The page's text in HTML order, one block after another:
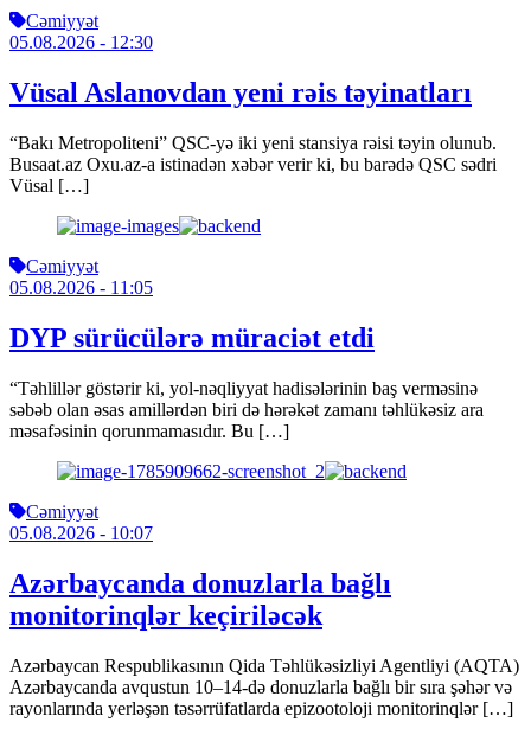
Cəmiyyət
05.08.2026 - 12:30
Vüsal Aslanovdan yeni rəis təyinatları
“Bakı Metropoliteni” QSC-yə iki yeni stansiya rəisi təyin olunub.
Busaat.az Oxu.az-a istinadən xəbər verir ki, bu barədə QSC sədri
Vüsal […]
Cəmiyyət
05.08.2026 - 11:05
DYP sürücülərə müraciət etdi
“Təhlillər göstərir ki, yol-nəqliyyat hadisələrinin baş verməsinə
səbəb olan əsas amillərdən biri də hərəkət zamanı təhlükəsiz ara
məsafəsinin qorunmamasıdır. Bu […]
Cəmiyyət
05.08.2026 - 10:07
Azərbaycanda donuzlarla bağlı
monitorinqlər keçiriləcək
Azərbaycan Respublikasının Qida Təhlükəsizliyi Agentliyi (AQTA)
Azərbaycanda avqustun 10–14-də donuzlarla bağlı bir sıra şəhər və
rayonlarında yerləşən təsərrüfatlarda epizootoloji monitorinqlər […]